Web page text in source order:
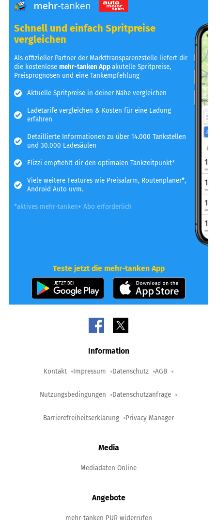
Schnell und einfach Spritpreise
vergleichen
Als offizieller Partner der Markttransparenzstelle liefert dir
die kostenlosemehr-tanken Appakutelle Spritpreise,
Preisprognosen und eine Tankempfehlung
Aktuelle Spritpreise in deiner Nähe vergleichen
Ladetarife vergleichen & Kosten für eine Ladung
erfahren
Detaillierte Informationen zu über 14.000 Tankstellen
und 30.000 Ladesäulen
Flizzi empfiehlt dir den optimalen Tankzeitpunkt*
Viele weitere Features wie Preisalarm, Routenplaner*,
Android Auto uvm.
*aktives mehr-tanken+ Abo erforderlich
Teste jetzt die mehr-tanken App
Information
Kontakt Impressum Datenschutz AGB
Nutzungsbedingungen Datenschutzanfrage
Barrierefreiheitserklärung Privacy Manager
Media
Mediadaten Online
Angebote
mehr-tanken PUR widerrufen